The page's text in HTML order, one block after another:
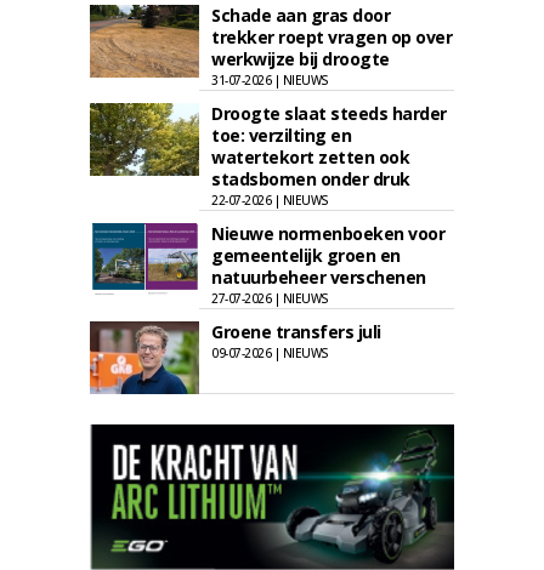
Schade aan gras door
trekker roept vragen op over
werkwijze bij droogte
31-07-2026 | NIEUWS
Droogte slaat steeds harder
toe: verzilting en
watertekort zetten ook
stadsbomen onder druk
22-07-2026 | NIEUWS
Nieuwe normenboeken voor
gemeentelijk groen en
natuurbeheer verschenen
27-07-2026 | NIEUWS
Groene transfers juli
09-07-2026 | NIEUWS